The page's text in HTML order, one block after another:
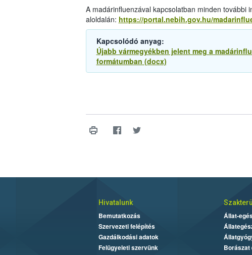
A madárinfluenzával kapcsolatban minden további
aloldalán: https://portal.nebih.gov.hu/
Kapcsolódó anyag:
Újabb vármegyékben jelent meg a
formátumban (docx)
Hivatalunk
Bemutatkozás
Szervezeti felépítés
Gazdálkodási adatok
Felügyeleti szervünk
Állat-
Borászat